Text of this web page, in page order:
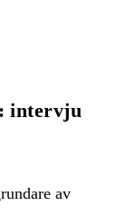
intervju
av